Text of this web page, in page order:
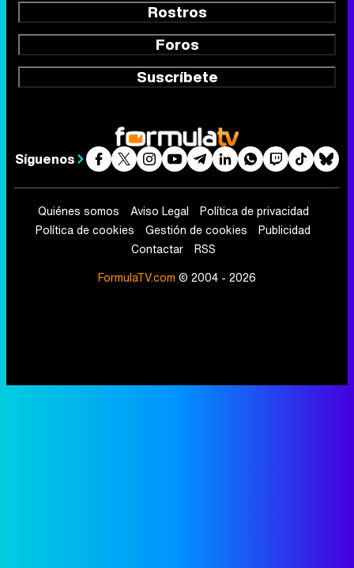
Rostros
Foros
Suscríbete
Síguenos
Quiénes somos Aviso Legal
Política de privacidad
Política de cookies
Gestión de cookies
Publicidad
Contactar
RSS
FormulaTV.com © 2004 - 2026